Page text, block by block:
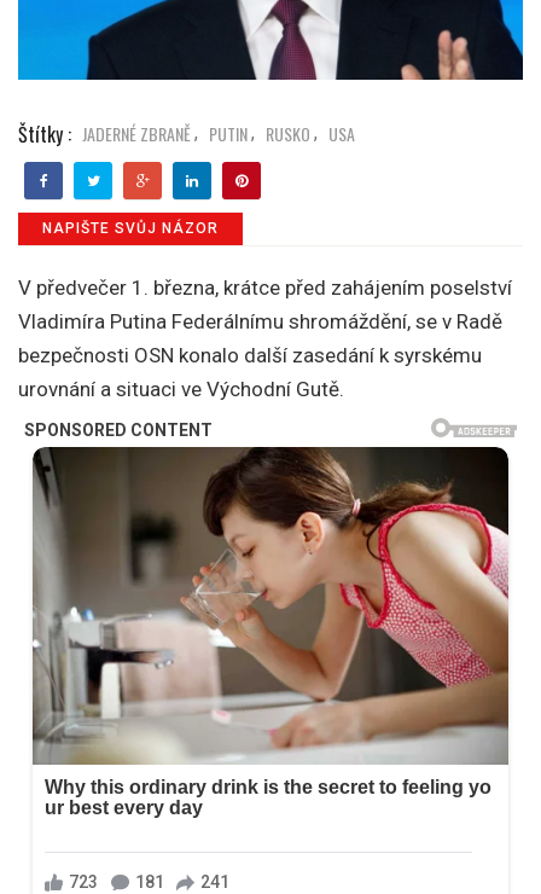
Štítky : JADERNÉ ZBRANĚ, PUTIN, RUSKO , USA
NAPIŠTE SVŮJ NÁZOR
V předvečer 1. března, krátce před zahájením poselství
Vladimíra Putina Federálnímu shromáždění, se v Radě
bezpečnosti OSN konalo další zasedání k syrskému
urovnání a situaci ve Východní Gutě.